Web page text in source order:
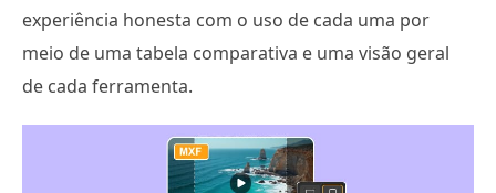
experiência honesta com o uso de cada uma por
meio de uma tabela comparativa e uma visão geral
de cada ferramenta.